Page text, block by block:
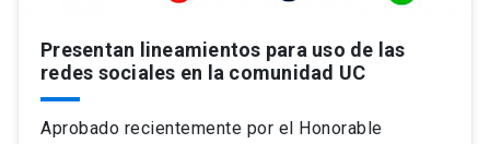
Alumni launch
Padres y familia
Correo UC launch
Presentan lineamientos para uso de las
redes sociales en la comunidad UC
Aprobado recientemente por el Honorable